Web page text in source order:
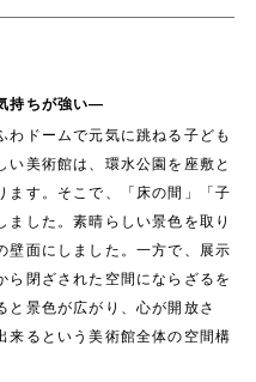
持ちが強い―
ドームで元気に跳ねる子ども
美術館は、環水公園を座敷と
ます。そこで、「床の間」「子
ました。素晴らしい景色を取り
壁面にしました。一方で、展示
ら閉ざされた空間にならざるを
と景色が広がり、心が開放さ
来るという美術館全体の空間構